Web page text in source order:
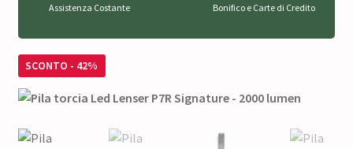
Assistenza Costante Bonifico e Carte di Credito
SCONTO - 42%